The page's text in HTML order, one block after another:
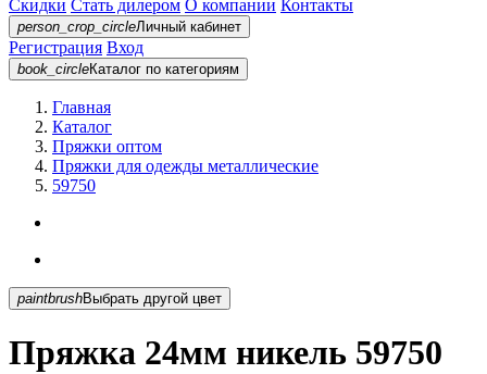
Скидки Стать дилером О компании Контакты
person_crop_circleЛичный кабинет
Регистрация Вход
book_circleКаталог по категориям
Главная
Каталог
Пряжки оптом
Пряжки для одежды металлические
59750
paintbrush Выбрать другой цвет
Пряжка 24мм никель 59750